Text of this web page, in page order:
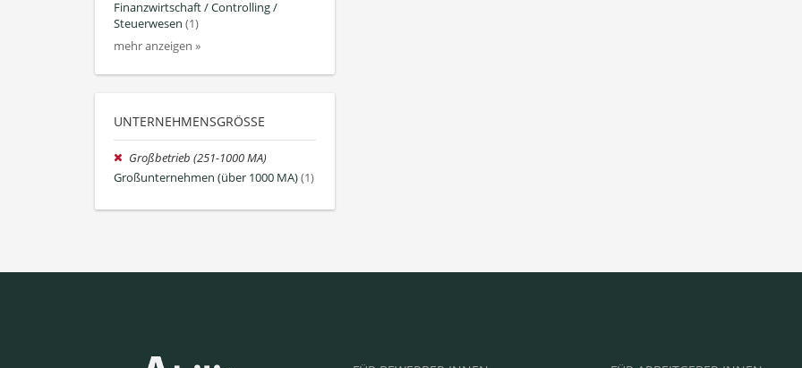
Finanzwirtschaft / Controlling /
Steuerwesen (1)
mehr anzeigen »
UNTERNEHMENSGRÖSSE
Großbetrieb (251-1000 MA)
Großunternehmen (über 1000 MA)(1)